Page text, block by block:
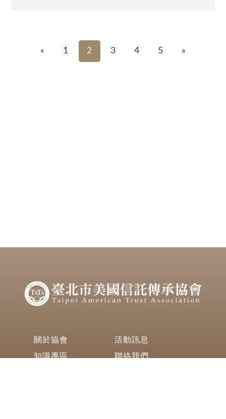
局百年大業。感謝業界先進與高資產家庭踴躍參
與，一同掌握跨境財稅規劃最新趨勢。
« 1 2 3 4 5 »
關於協會
活動訊息
知識專區
聯絡我們